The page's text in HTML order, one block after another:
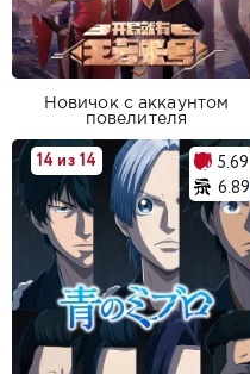
Новичок с аккаунтом
повелителя
14 из 14
5.69
6.89